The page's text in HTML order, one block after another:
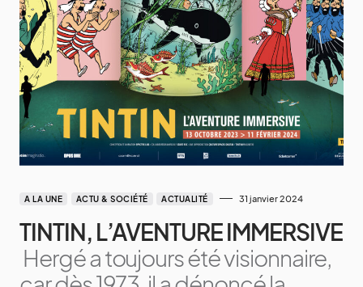
A LA UNE ACTU & SOCIÉTÉ ACTUALITÉ 31 janvier 2024
TINTIN, L’AVENTURE IMMERSIVE
Hergé a toujours été visionnaire,